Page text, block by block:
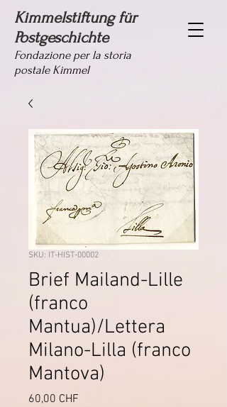
Kimmelstiftung für
Postgeschichte
Fondazione per la storia
postale Kimmel
SKU: IT-HIST-00002
Brief Mailand-Lille
(franco
Mantua)/Lettera
Milano-Lilla (franco
Mantova)
60,00 CHF